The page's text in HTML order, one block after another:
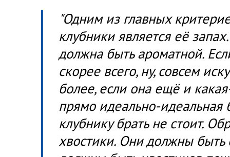
"Одним из главных
клубники является её
должна быть ароматной.
скорее всего, ну, совсем
более, если она ещё и
прямо идеально-идеальная
клубнику брать не стоит.
хвостики. Они должны быть